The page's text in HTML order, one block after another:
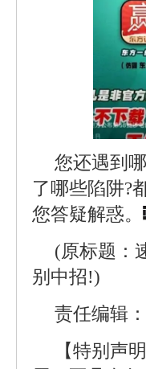
您还遇到
了哪些陷阱?
您答疑解惑。
(原标题：
别中招!)
责任编辑
【特别声